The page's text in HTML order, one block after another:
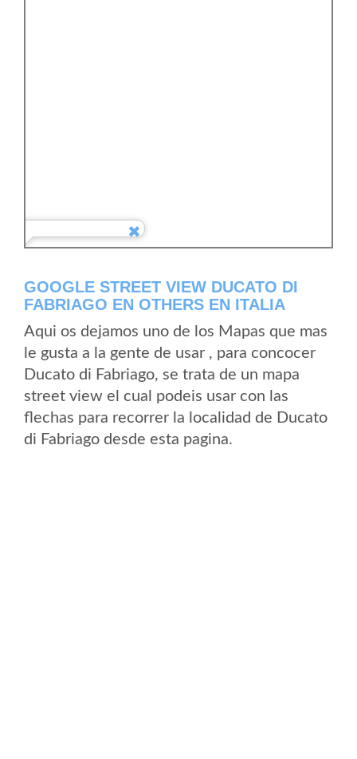
GOOGLE STREET VIEW DUCATO DI
FABRIAGO EN OTHERS EN ITALIA
Aqui os dejamos uno de los Mapas que mas
le gusta a la gente de usar , para concocer
Ducato di Fabriago, se trata de un mapa
street view el cual podeis usar con las
flechas para recorrer la localidad de Ducato
di Fabriago desde esta pagina.